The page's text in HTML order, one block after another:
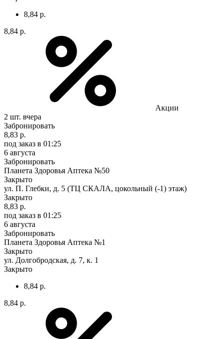
8,84 р.
8,84 р.
Акции
2 шт. вчера
Забронировать
8,83 р.
под заказ в 01:25
6 августа
Забронировать
Планета Здоровья Аптека №50
Закрыто
ул. П. Глебки, д. 5 (ТЦ СКАЛА, цокольный (-1) этаж)
Закрыто
8,83 р.
под заказ в 01:25
6 августа
Забронировать
Планета Здоровья Аптека №1
Закрыто
ул. Долгобродская, д. 7, к. 1
Закрыто
8,84 р.
8,84 р.